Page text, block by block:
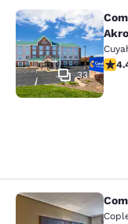
Comfort
33
Comfort